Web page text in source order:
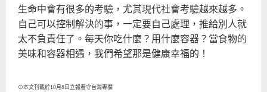
生命中會有很多的考驗，尤其現代社會考驗越來越多。
自己可以控制解決的事，一定要自己處理，推給別人就
太不負責任了。每天你吃什麼？用什麼容器？當食物的
美味和容器相遇，我們希望那是健康幸福的！
⊙本文刊載於10月8日立報看守台灣專欄